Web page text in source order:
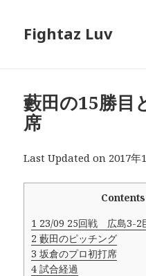
Fightaz Luv
藪田の15勝目
席
Last Updated on 2017年
Contents
1 23/09 25回戦 広島3-2
2 藪田のピッチング
3 坂倉のプロ初打席
4 試合経過